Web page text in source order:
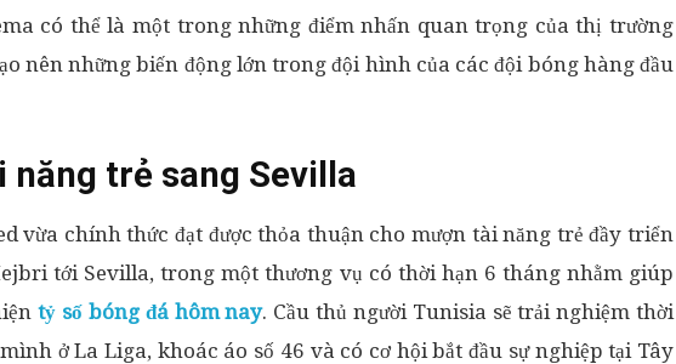
có thể là một trong những điểm nhấn quan trọng của thị trường
nên những biến động lớn trong đội hình của các đội bóng hàng đầu
năng trẻ sang Sevilla
vừa chính thức đạt được thỏa thuận cho mượn tài năng trẻ đầy triển
tới Sevilla, trong một thương vụ có thời hạn 6 tháng nhằm giúp
tỷ số bóng đá hôm nay. Cầu thủ người Tunisia sẽ trải nghiệm thời
ở La Liga, khoác áo số 46 và có cơ hội bắt đầu sự nghiệp tại Tây